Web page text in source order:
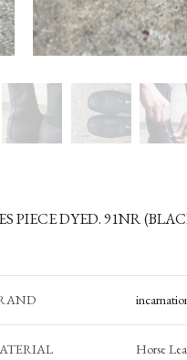
PIECE DYED. 91NR
Horse